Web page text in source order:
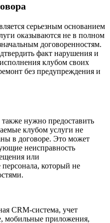
серьезным основанием
оказываются не в полном
договоренностям.
факт нарушения и
клубом своих
без предупреждения и
нужно предоставить
клубом услуги не
в договоре. Это может
неисправность
или
который не
CRM-система, учет
мобильные приложения,